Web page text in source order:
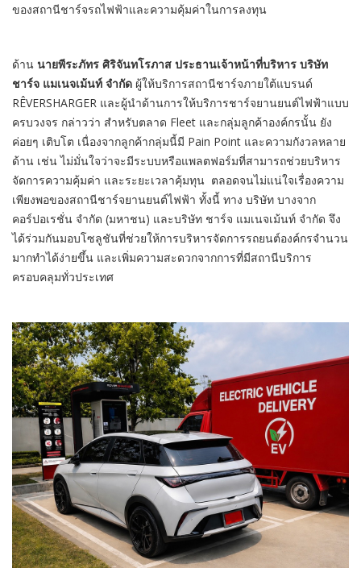
ของสถานีชาร์จรถไฟฟ้าและความคุ้มค่าในการลงทุน
ด้าน นายพีระภัทร ศิริจันทโรภาส ประธานเจ้าหน้าที่บริหาร บริษัท
ชาร์จ แมเนจเม้นท์ จำกัด ผู้ให้บริการสถานีชาร์จภายใต้แบรนด์
RÊVERSHARGER และผู้นำด้านการให้บริการชาร์จยานยนต์ไฟฟ้าแบบ
ครบวงจร กล่าวว่า สำหรับตลาด Fleet และกลุ่มลูกค้าองค์กรนั้น ยัง
ค่อยๆ เติบโต เนื่องจากลูกค้ากลุ่มนี้มี Pain Point และความกังวลหลาย
ด้าน เช่น ไม่มั่นใจว่าจะมีระบบหรือแพลตฟอร์มที่สามารถช่วยบริหาร
จัดการความคุ้มค่า และระยะเวลาคุ้มทุน ตลอดจนไม่แน่ใจเรื่องความ
เพียงพอของสถานีชาร์จยานยนต์ไฟฟ้า ทั้งนี้ ทาง บริษัท บางจาก
คอร์ปอเรชั่น จำกัด (มหาชน) และบริษัท ชาร์จ แมเนจเม้นท์ จำกัด จึง
ได้ร่วมกันมอบโซลูชันที่ช่วยให้การบริหารจัดการรถยนต์องค์กรจำนวน
มากทำได้ง่ายขึ้น และเพิ่มความสะดวกจากการที่มีสถานีบริการ
ครอบคลุมทั่วประเทศ